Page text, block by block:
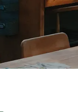
代表者
グルー
経営理念
事業